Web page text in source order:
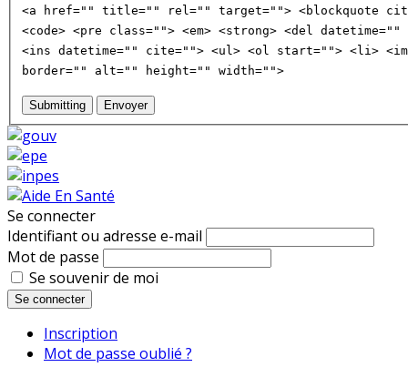
<a href="" title="" rel="" target=""> <blockquote
<code> <pre class=""> <em> <strong> <del
<ins datetime="" cite=""> <ul> <ol start=""> <li>
border="" alt="" height="" width="">
Submitting Envoyer
Se connecter
Identifiant ou adresse e-mail
Mot de passe
Se souvenir de moi
Se connecter
Inscription
Mot de passe oublié ?